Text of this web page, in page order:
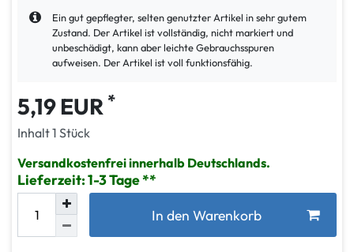
Ein gut gepflegter, selten genutzter Artikel in sehr gutem
Zustand. Der Artikel ist vollständig, nicht markiert und
unbeschädigt, kann aber leichte Gebrauchsspuren
aufweisen. Der Artikel ist voll funktionsfähig.
5,19 EUR *
Inhalt1 Stück
Versandkostenfrei innerhalb Deutschlands.
Lieferzeit: 1-3 Tage
In den Warenkorb